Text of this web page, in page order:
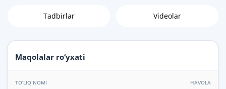
Tadbirlar Videolar
Maqolalar ro‘yxati
TO‘LIQ NOMI HAVOLA